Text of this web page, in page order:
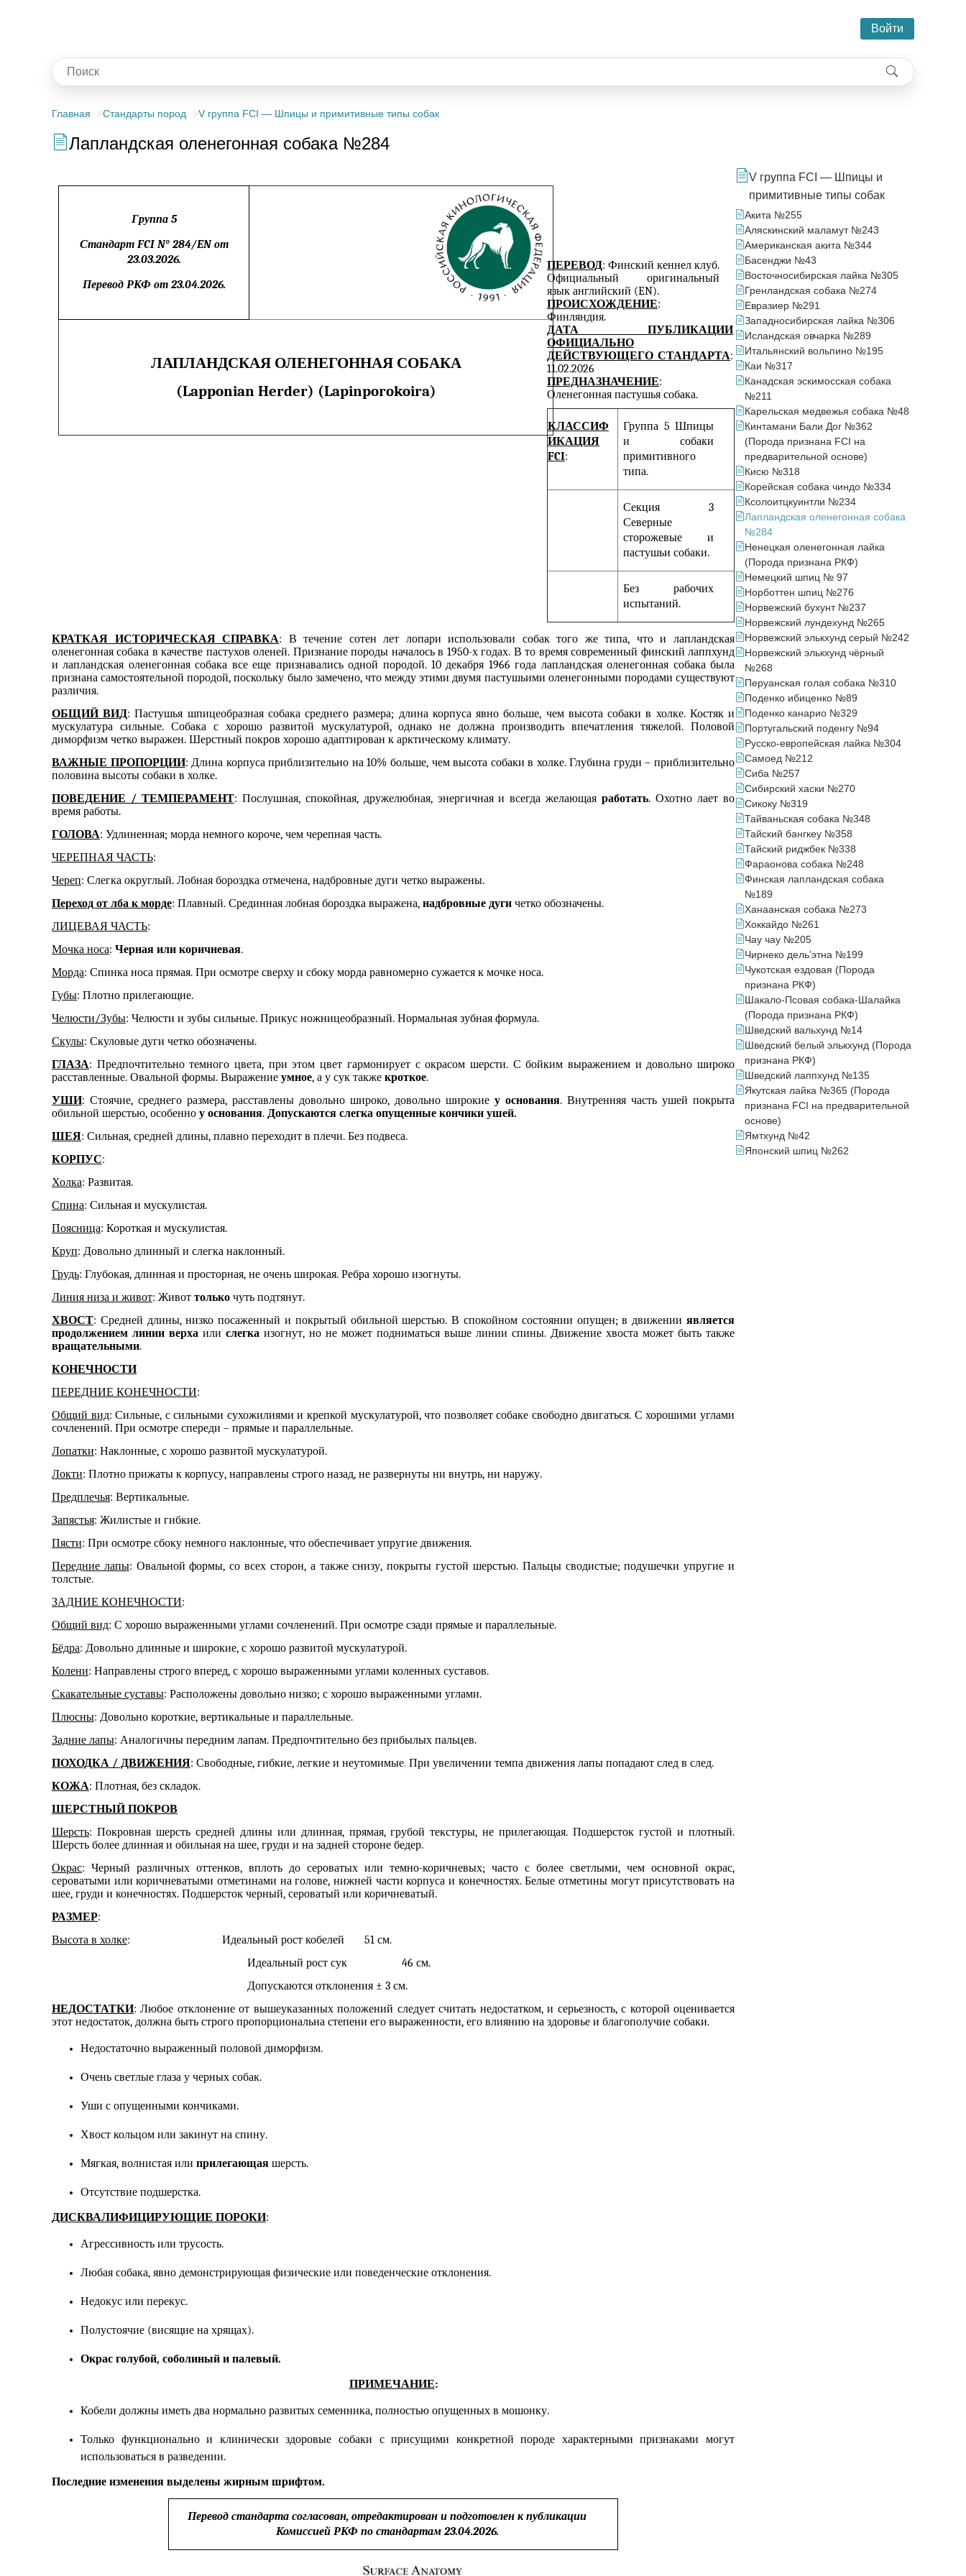
Войти
Главная Стандарты пород V группа FCI — Шпицы и примитивные типы собак
Лапландская оленегонная собака №284
Группа 5
Стандарт FCI N° 284/EN от
23.03.2026.
Перевод РКФ от23.04.2026.
ЛАПЛАНДСКАЯ ОЛЕНЕГОННАЯ СОБАКА
(Lapponian Herder) (Lapinporokoira)
ПЕРЕВОД: Финский кеннел клуб.
Официальный оригинальный
язык английский (EN).
ПРОИСХОЖДЕНИЕ:
Финляндия.
ДАТА ПУБЛИКАЦИИ
ОФИЦИАЛЬНО
ДЕЙСТВУЮЩЕГО СТАНДАРТА:
11.02.2026
ПРЕДНАЗНАЧЕНИЕ:
Оленегонная пастушья собака.
КЛАССИФ
ИКАЦИЯ
FCI:
Группа 5 Шпицы
и собаки
примитивного
типа.
Секция 3
Северные
сторожевые и
пастушьи собаки.
Без рабочих
испытаний.
КРАТКАЯ ИСТОРИЧЕСКАЯ СПРАВКА: В течение сотен лет лопари использовали собак того же типа, что и лапландская
оленегонная собака в качестве пастухов оленей. Признание породы началось в 1950-х годах. В то время современный финский лаппхунд
и лапландская оленегонная собака все еще признавались одной породой. 10 декабря 1966 года лапландская оленегонная собака была
признана самостоятельной породой, поскольку было замечено, что между этими двумя пастушьими оленегонными породами существуют
различия.
ОБЩИЙ ВИД: Пастушья шпицеобразная собака среднего размера; длина корпуса явно больше, чем высота собаки в холке. Костяк и
мускулатура сильные. Собака с хорошо развитой мускулатурой, однако не должна производить впечатления тяжелой. Половой
диморфизм четко выражен. Шерстный покров хорошо адаптирован к арктическому климату.
ВАЖНЫЕ ПРОПОРЦИИ: Длина корпуса приблизительно на 10% больше, чем высота собаки в холке. Глубина груди – приблизительно
половина высоты собаки в холке.
ПОВЕДЕНИЕ / ТЕМПЕРАМЕНТ: Послушная, спокойная, дружелюбная, энергичная и всегда желающаяработать. Охотно лает во
время работы.
ГОЛОВА: Удлиненная; морда немного короче, чем черепная часть.
ЧЕРЕПНАЯ ЧАСТЬ:
Череп: Слегка округлый. Лобная бороздка отмечена, надбровные дуги четко выражены.
Переход от лба к морде: Плавный. Срединная лобная бороздка выражена, надбровные дуги четко обозначены.
ЛИЦЕВАЯ ЧАСТЬ:
Мочка носа: Черная или коричневая.
Морда: Спинка носа прямая. При осмотре сверху и сбоку морда равномерно сужается к мочке носа.
Губы: Плотно прилегающие.
Челюсти/Зубы: Челюсти и зубы сильные. Прикус ножницеобразный. Нормальная зубная формула.
Скулы: Скуловые дуги четко обозначены.
ГЛАЗА: Предпочтительно темного цвета, при этом цвет гармонирует с окрасом шерсти. С бойким выражением и довольно широко
расставленные. Овальной формы. Выражение умное, а у сук также кроткое.
УШИ: Стоячие, среднего размера, расставлены довольно широко, довольно широкие у основания. Внутренняя часть ушей покрыта
обильной шерстью, особенно у основания. Допускаются слегка опущенные кончики ушей.
ШЕЯ: Сильная, средней длины, плавно переходит в плечи. Без подвеса.
КОРПУС:
Холка: Развитая.
Спина: Сильная и мускулистая.
Поясница: Короткая и мускулистая.
Круп: Довольно длинный и слегка наклонный.
Грудь: Глубокая, длинная и просторная, не очень широкая. Ребра хорошо изогнуты.
Линия низа и живот: Живот только чуть подтянут.
ХВОСТ: Средней длины, низко посаженный и покрытый обильной шерстью. В спокойном состоянии опущен; в движении является
продолжением линии верха или слегка изогнут, но не может подниматься выше линии спины. Движение хвоста может быть также
вращательными.
КОНЕЧНОСТИ
ПЕРЕДНИЕ КОНЕЧНОСТИ:
Общий вид: Сильные, с сильными сухожилиями и крепкой мускулатурой, что позволяет собаке свободно двигаться. С хорошими углами
сочленений. При осмотре спереди – прямые и параллельные.
Лопатки: Наклонные, с хорошо развитой мускулатурой.
Локти: Плотно прижаты к корпусу, направлены строго назад, не развернуты ни внутрь, ни наружу.
Предплечья: Вертикальные.
Запястья: Жилистые и гибкие.
Пясти: При осмотре сбоку немного наклонные, что обеспечивает упругие движения.
Передние лапы: Овальной формы, со всех сторон, а также снизу, покрыты густой шерстью. Пальцы сводистые; подушечки упругие и
толстые.
ЗАДНИЕ КОНЕЧНОСТИ:
Общий вид: С хорошо выраженными углами сочленений. При осмотре сзади прямые и параллельные.
Бёдра: Довольно длинные и широкие, с хорошо развитой мускулатурой.
Колени: Направлены строго вперед, с хорошо выраженными углами коленных суставов.
Скакательные суставы: Расположены довольно низко; с хорошо выраженными углами.
Плюсны: Довольно короткие, вертикальные и параллельные.
Задние лапы: Аналогичны передним лапам. Предпочтительно без прибылых пальцев.
ПОХОДКА / ДВИЖЕНИЯ: Свободные, гибкие, легкие и неутомимые. При увеличении темпа движения лапы попадают след в след.
КОЖА: Плотная, без складок.
ШЕРСТНЫЙ ПОКРОВ
Шерсть: Покровная шерсть средней длины или длинная, прямая, грубой текстуры, не прилегающая. Подшерсток густой и плотный.
Шерсть более длинная и обильная на шее, груди и на задней стороне бедер.
Окрас: Черный различных оттенков, вплоть до сероватых или темно-коричневых; часто с более светлыми, чем основной окрас,
сероватыми или коричневатыми отметинами на голове, нижней части корпуса и конечностях.Белые отметины могут присутствоватьна
шее, груди и конечностях. Подшерсток черный, сероватый или коричневатый.
РАЗМЕР:
Высота в холке: Идеальный рост кобелей 51 см.
Идеальный рост сук 46 см.
Допускаются отклонения ± 3 см.
НЕДОСТАТКИ: Любое отклонение от вышеуказанных положений следует считать недостатком, и серьезность, с которой оценивается
этот недостаток, должна быть строго пропорциональна степени его выраженности, его влиянию на здоровье и благополучие собаки.
Недостаточно выраженный половой диморфизм.
Очень светлые глаза у черных собак.
Уши с опущенными кончиками.
Хвост кольцом или закинут на спину.
Мягкая, волнистая или прилегающая шерсть.
Отсутствие подшерстка.
ДИСКВАЛИФИЦИРУЮЩИЕ ПОРОКИ:
Агрессивность или трусость.
Любая собака, явно демонстрирующая физические или поведенческие отклонения.
Недокус или перекус.
Полустоячие (висящие на хрящах).
Окрас голубой, соболиный и палевый.
ПРИМЕЧАНИЕ:
Кобели должны иметь два нормально развитых семенника, полностью опущенных в мошонку.
Только функционально и клинически здоровые собаки с присущими конкретной породе характерными признаками могут
использоваться в разведении.
Последние изменения выделены жирным шрифтом.
Перевод стандарта согласован, отредактирован и подготовлен к публикации
Комиссией РКФ по стандартам23.04.2026.
V группа FCI — Шпицы и
примитивные типы собак
Акита №255
Аляскинский маламут №243
Американская акита №344
Басенджи №43
Восточносибирская лайка №305
Гренландская собака №274
Евразиер №291
Западносибирская лайка №306
Исландская овчарка №289
Итальянский вольпино №195
Каи №317
Канадская эскимосская собака
№211
Карельская медвежья собака №48
Кинтамани Бали Дог №362
(Порода признана FCI на
предварительной основе)
Кисю №318
Корейская собака чиндо №334
Ксолоитцкуинтли №234
Лапландская оленегонная собака
№284
Ненецкая оленегонная лайка
(Порода признана РКФ)
Немецкий шпиц № 97
Норботтен шпиц №276
Норвежский бухунт №237
Норвежский лундехунд №265
Норвежский элькхунд серый №242
Норвежский элькхунд чёрный
№268
Перуанская голая собака №310
Поденко ибиценко №89
Поденко канарио №329
Португальский поденгу №94
Русско-европейская лайка №304
Самоед №212
Сиба №257
Сибирский хаски №270
Сикоку №319
Тайваньская собака №348
Тайский бангкеу №358
Тайский риджбек №338
Фараонова собака №248
Финская лапландская собака
№189
Ханаанская собака №273
Хоккайдо №261
Чау чау №205
Чирнеко дель’этна №199
Чукотская ездовая (Порода
признана РКФ)
Шакало-Псовая собака-Шалайка
(Порода признана РКФ)
Шведский вальхунд №14
Шведский белый элькхунд (Порода
признана РКФ)
Шведский лаппхунд №135
Якутская лайка №365 (Порода
признана FCI на предварительной
основе)
Ямтхунд №42
Японский шпиц №262